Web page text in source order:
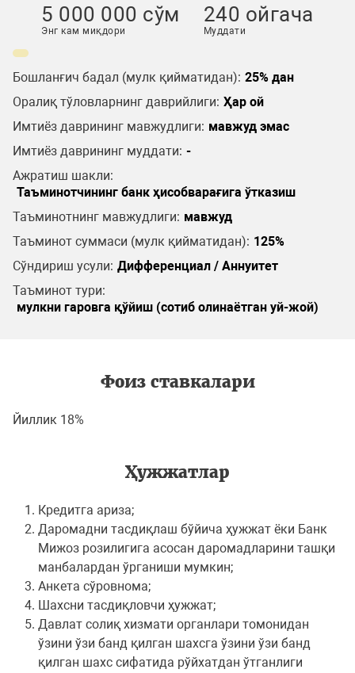
5 000 000 сўм
Энг кам миқдори
240 ойгача
Муддати
Бошланғич бадал (мулк қийматидан): 25% дан
Оралиқ тўловларнинг даврийлиги: Ҳар ой
Имтиёз даврининг мавжудлиги: мавжуд эмас
Имтиёз даврининг муддати: -
Ажратиш шакли:
Таъминотчининг банк ҳисобварағига ўтказиш
Таъминотнинг мавжудлиги: мавжуд
Таъминот суммаси (мулк қийматидан): 125%
Сўндириш усули: Дифференциал / Аннуитет
Таъминот тури:
мулкни гаровга қўйиш (сотиб олинаётган уй-жой)
Фоиз ставкалари
Йиллик 18%
Ҳужжатлар
Кредитга ариза;
Даромадни тасдиқлаш бўйича ҳужжат ёки Банк
Мижоз розилигига асосан даромадларини ташқи
манбалардан ўрганиши мумкин;
Анкета сўровнома;
Шахсни тасдиқловчи ҳужжат;
Давлат солиқ хизмати органлари томонидан
ўзини ўзи банд қилган шахсга ўзини ўзи банд
қилган шахс сифатида рўйхатдан ўтганлиги